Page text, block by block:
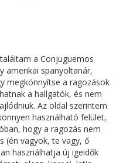
a Conjuguemos
amerikai spanyoltanár,
megkönnyítse a ragozások
a hallgatók, és nem
Az oldal szerintem
használható felület,
hogy a ragozás nem
(én vagyok, te vagy, ő
használhatja új igeidők